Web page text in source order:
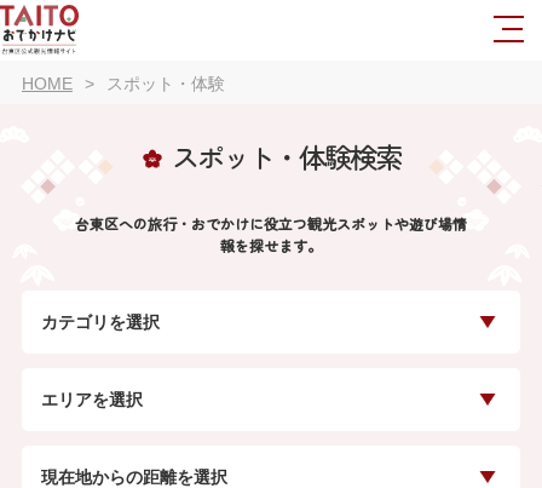
HOME スポット・体験
スポット・体験検索
台東区への旅行・おでかけに役立つ観光スポットや遊び場情
報を探せます。
カテゴリを選択
エリアを選択
現在地からの距離を選択